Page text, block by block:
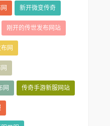
新开微变传奇
刚开的传世发布网站
网
网 传奇手游新服网站